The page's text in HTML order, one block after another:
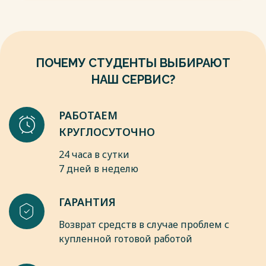
ПОЧЕМУ СТУДЕНТЫ ВЫБИРАЮТ
НАШ СЕРВИС?
РАБОТАЕМ
КРУГЛОСУТОЧНО
24 часа в сутки
7 дней в неделю
ГАРАНТИЯ
Возврат средств в случае проблем с
купленной готовой работой